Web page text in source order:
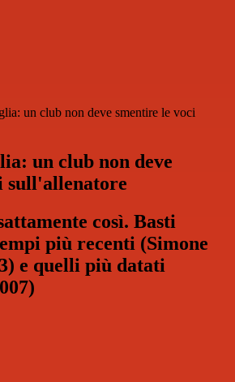
un club non deve smentire le voci
un club non deve
sull'allenatore
così. Basti
più recenti (Simone
e quelli più datati